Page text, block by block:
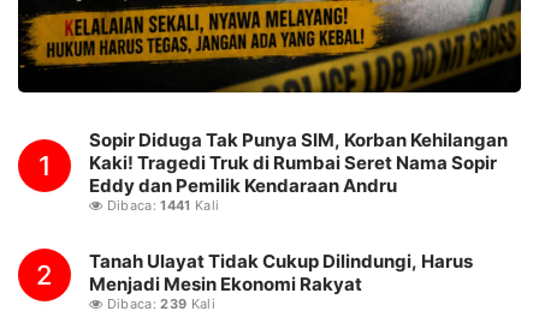
1
Sopir Diduga Tak Punya SIM, Korban Kehilangan
Kaki! Tragedi Truk di Rumbai Seret Nama Sopir
Eddy dan Pemilik Kendaraan Andru
Dibaca:1441 Kali
2
Tanah Ulayat Tidak Cukup Dilindungi, Harus
Menjadi Mesin Ekonomi Rakyat
Dibaca:239 Kali